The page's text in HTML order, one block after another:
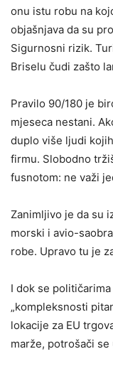
onu istu robu na
objašnjava da su
Sigurnosni rizik.
Briselu čudi zašto
Pravilo 90/180 je
mjeseca nestani.
duplo više ljudi
firmu. Slobodno
fusnotom: ne važi
Zanimljivo je da su
morski i avio-
robe. Upravo tu je
I dok se
„kompleksnosti
lokacije za EU
marže, potrošači